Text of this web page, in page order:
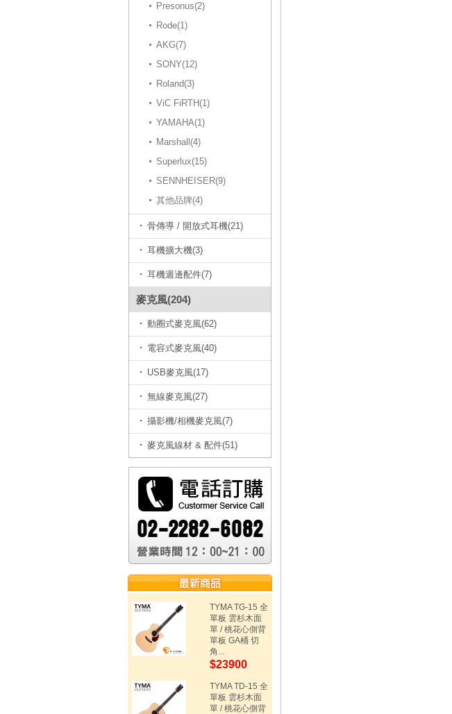
Presonus(2)
Rode(1)
AKG(7)
SONY(12)
Roland(3)
ViC FiRTH(1)
YAMAHA(1)
Marshall(4)
Superlux(15)
SENNHEISER(9)
其他品牌(4)
骨傳導 / 開放式耳機(21)
耳機擴大機(3)
耳機週邊配件(7)
麥克風(204)
動圈式麥克風(62)
電容式麥克風(40)
USB麥克風(17)
無線麥克風(27)
攝影機/相機麥克風(7)
麥克風線材 & 配件(51)
TYMA TG-15 全
單板 雲杉木面
單 / 桃花心側背
單板 GA桶 切
角...
$23900
TYMA TD-15 全
單板 雲杉木面
單 / 桃花心側背